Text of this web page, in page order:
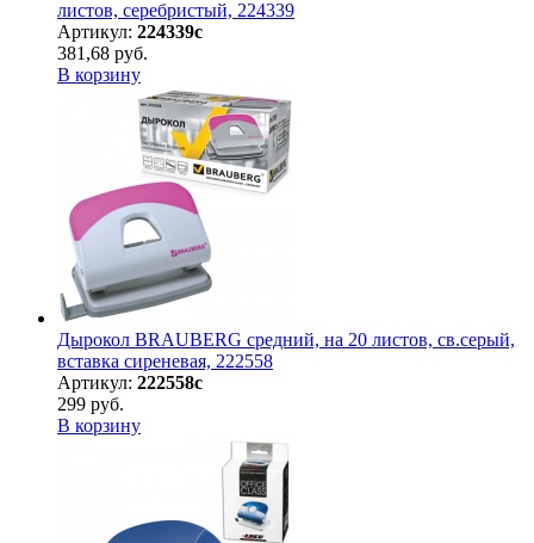
листов, серебристый, 224339
Артикул: 224339с
381,68 руб.
В корзину
Дырокол BRAUBERG средний, на 20 листов, св.серый,
вставка сиреневая, 222558
Артикул: 222558с
299 руб.
В корзину